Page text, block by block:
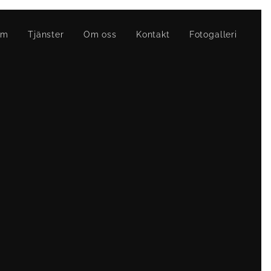
Tjänster Om oss Kontakt Fotogalleri